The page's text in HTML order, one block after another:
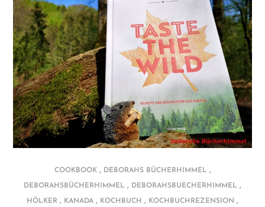
COOKBOOK, DEBORAHS BÜCHERHIMMEL ,
DEBORAHSBÜCHERHIMMEL , DEBORAHSBUECHERHIMMEL ,
HÖLKER , KANADA , KOCHBUCH , KOCHBUCHREZENSION ,